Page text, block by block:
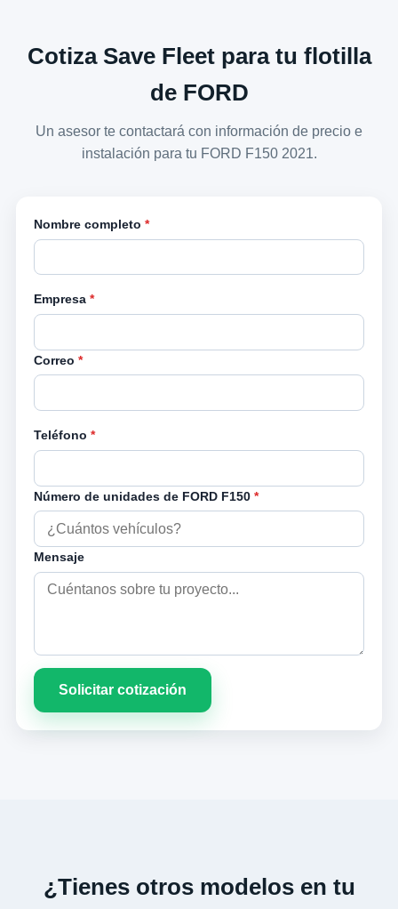
Cotiza Save Fleet para tu flotilla
de FORD
Un asesor te contactará con información de precio e
instalación para tu FORD F150 2021.
Nombre completo *
Empresa *
Correo *
Teléfono *
Número de unidades de FORD F150 *
Mensaje
Solicitar cotización
¿Tienes otros modelos en tu